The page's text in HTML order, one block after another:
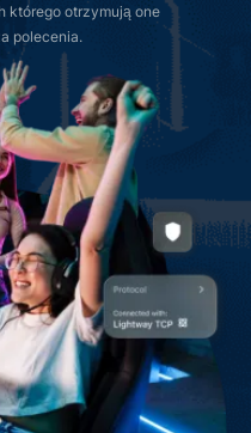
którego otrzymują one
polecenia.